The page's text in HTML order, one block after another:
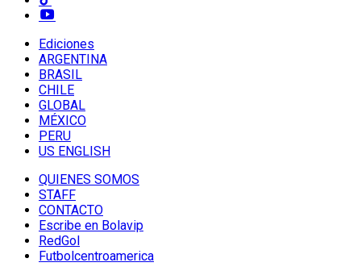
Ediciones
ARGENTINA
BRASIL
CHILE
GLOBAL
MÉXICO
PERU
US ENGLISH
QUIENES SOMOS
STAFF
CONTACTO
Escribe en Bolavip
RedGol
Futbolcentroamerica